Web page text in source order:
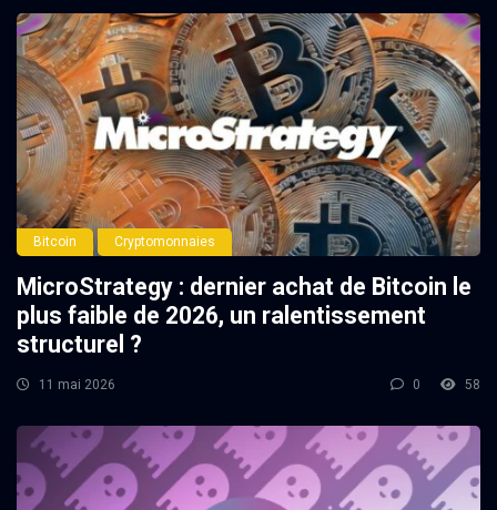
Bitcoin Cryptomonnaies
MicroStrategy : dernier achat de Bitcoin le
plus faible de 2026, un ralentissement
structurel ?
11 mai 2026 0 58